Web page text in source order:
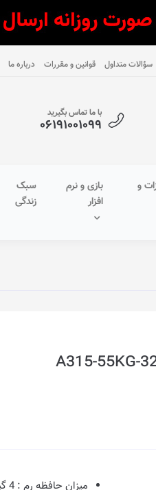
سؤالات متداول قوانین و مقررات درباره ما
با ما تماس بگیرید
۰۶۱۹۱۰۰۱۰۹۹
و
بازی و نرم
افزار
سبک
زندگی
میزان حافظه رم : 4 گیگابایت